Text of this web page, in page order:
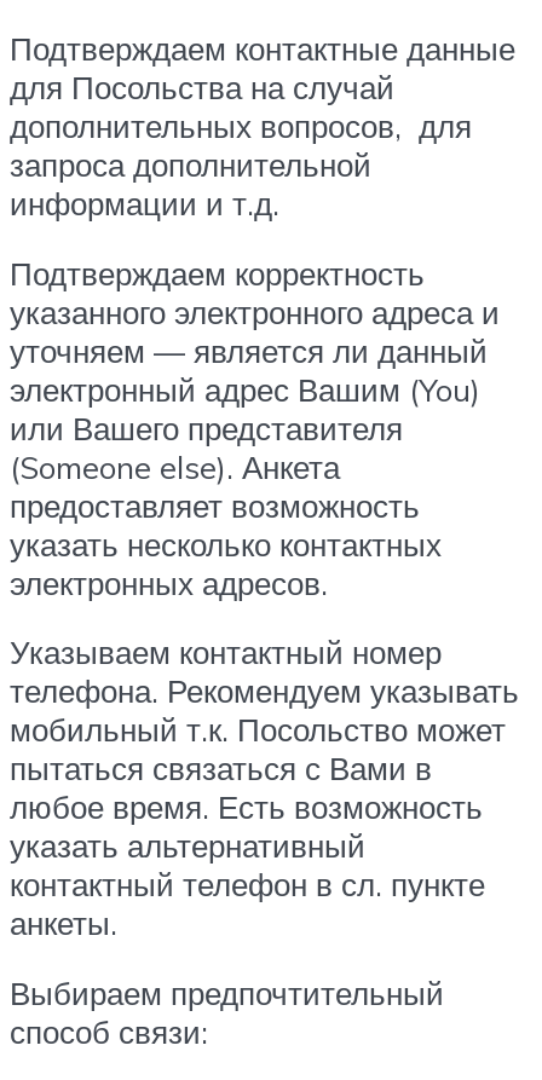
Подтверждаем контактные данные
для Посольства на случай
дополнительных вопросов, для
запроса дополнительной
информации и т.д.
Подтверждаем корректность
указанного электронного адреса и
уточняем — является ли данный
электронный адрес Вашим (You)
или Вашего представителя
(Someone else). Анкета
предоставляет возможность
указать несколько контактных
электронных адресов.
Указываем контактный номер
телефона. Рекомендуем указывать
мобильный т.к. Посольство может
пытаться связаться с Вами в
любое время. Есть возможность
указать альтернативный
контактный телефон в сл. пункте
анкеты.
Выбираем предпочтительный
способ связи: